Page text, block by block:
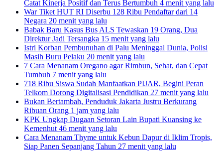
Catat Kinerja Positif dan Terus Bertumbuh 4 menit yang lalu
War Tiket HUT RI Diserbu 128 Ribu Pendaftar dari 14
Negara 20 menit yang lalu
Babak Baru Kasus Bus ALS Tewaskan 19 Orang, Dua
Direktur Jadi Tersangka 15 menit yang lalu
Istri Korban Pembunuhan di Palu Meninggal Dunia, Polisi
Masih Buru Pelaku 20 menit yang lalu
7 Cara Menanam Oregano agar Rimbun, Sehat, dan Cepat
Tumbuh 7 menit yang lalu
718 Ribu Siswa Sudah Manfaatkan PIJAR, Begini Peran
Telkom Dorong Digitalisasi Pendidikan 27 menit yang lalu
Bukan Bertambah, Penduduk Jakarta Justru Berkurang
Ribuan Orang 1 jam yang lalu
KPK Ungkap Dugaan Setoran Lain Bupati Kuansing ke
Kemenhut 46 menit yang lalu
Cara Menanam Thyme untuk Kebun Dapur di Iklim Tropis,
Siap Panen Sepanjang Tahun 27 menit yang lalu